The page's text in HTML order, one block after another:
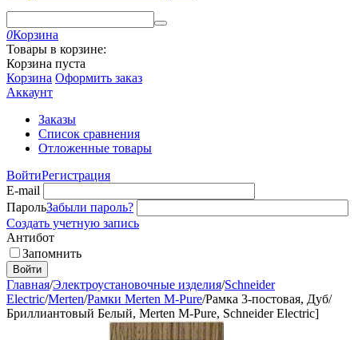
0Корзина
Товары в корзине:
Корзина пуста
Корзина Оформить заказ
Аккаунт
Заказы
Список сравнения
Отложенные товары
ВойтиРегистрация
E-mail
ПарольЗабыли пароль?
Создать учетную запись
Антибот
Запомнить
Войти
Главная/Электроустановочные изделия/Schneider
Electric/Merten/Рамки Merten M-Pure/Рамка 3-постовая, Дуб/
Бриллиантовый Белый, Merten M-Pure, Schneider Electric]